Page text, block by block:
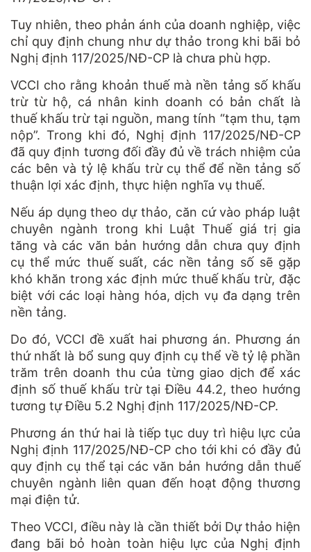
Tuy nhiên, theo phản ánh của doanh nghiệp, việc
chỉ quy định chung như dự thảo trong khi bãi bỏ
Nghị định 117/2025/NĐ-CP là chưa phù hợp.
VCCI cho rằng khoản thuế mà nền tảng số khấu
trừ từ hộ, cá nhân kinh doanh có bản chất là
thuế khấu trừ tại nguồn, mang tính “tạm thu, tạm
nộp”. Trong khi đó, Nghị định 117/2025/NĐ-CP
đã quy định tương đối đầy đủ về trách nhiệm của
các bên và tỷ lệ khấu trừ cụ thể để nền tảng số
thuận lợi xác định, thực hiện nghĩa vụ thuế.
Nếu áp dụng theo dự thảo, căn cứ vào pháp luật
chuyên ngành trong khi Luật Thuế giá trị gia
tăng và các văn bản hướng dẫn chưa quy định
cụ thể mức thuế suất, các nền tảng số sẽ gặp
khó khăn trong xác định mức thuế khấu trừ, đặc
biệt với các loại hàng hóa, dịch vụ đa dạng trên
nền tảng.
Do đó, VCCI đề xuất hai phương án. Phương án
thứ nhất là bổ sung quy định cụ thể về tỷ lệ phần
trăm trên doanh thu của từng giao dịch để xác
định số thuế khấu trừ tại Điều 44.2, theo hướng
tương tự Điều 5.2 Nghị định 117/2025/NĐ-CP.
Phương án thứ hai là tiếp tục duy trì hiệu lực của
Nghị định 117/2025/NĐ-CP cho tới khi có đầy đủ
quy định cụ thể tại các văn bản hướng dẫn thuế
chuyên ngành liên quan đến hoạt động thương
mại điện tử.
Theo VCCI, điều này là cần thiết bởi Dự thảo hiện
đang bãi bỏ hoàn toàn hiệu lực của Nghị định